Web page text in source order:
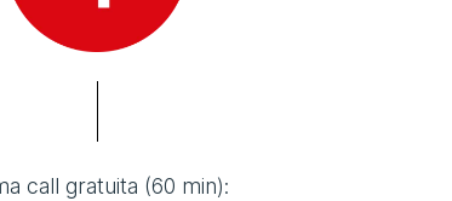
call gratuita (60 min):